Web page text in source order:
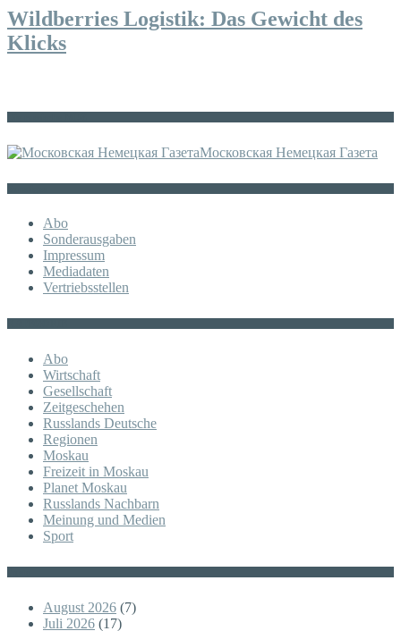
Wildberries Logistik: Das Gewicht des
Klicks
Московская Немецкая Газета
Abo
Sonderausgaben
Impressum
Mediadaten
Vertriebsstellen
Abo
Wirtschaft
Gesellschaft
Zeitgeschehen
Russlands Deutsche
Regionen
Moskau
Freizeit in Moskau
Planet Moskau
Russlands Nachbarn
Meinung und Medien
Sport
August 2026 (7)
Juli 2026 (17)